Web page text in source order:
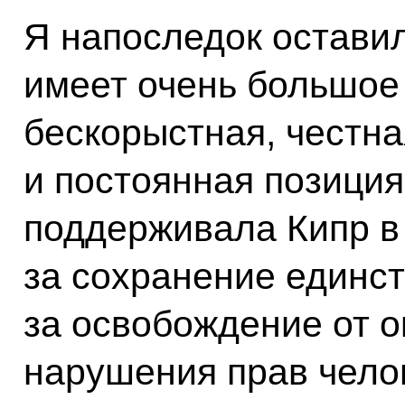
Я напоследок
имеет очень
бескорыстная,
и постоянная
поддерживала Кипр в
за сохранение
за освобождение от
нарушения прав